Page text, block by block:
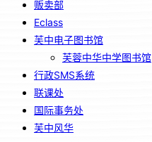
贩卖部
Eclass
芙中电子图书馆
芙蓉中华中学图书馆
行政SMS系统
联课处
国际事务处
芙中风华